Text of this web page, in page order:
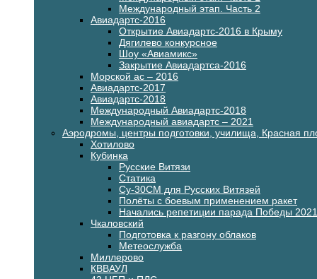
Международный этап. Часть 2
Авиадартс-2016
Открытие Авиадартс-2016 в Крыму
Дягилево конкурсное
Шоу «Авиамикс»
Закрытие Авиадартса-2016
Морской ас – 2016
Авиадартс-2017
Авиадартс-2018
Международный Авиадартс-2018
Международный авиадартс – 2021
Аэродромы, центры подготовки, училища, Красная
Хотилово
Кубинка
Русские Витязи
Статика
Су-30СМ для Русских Витязей
Полёты с боевым применением ракет
Начались репетиции парада Победы 2021
Чкаловский
Подготовка к разгону облаков
Метеослужба
Миллерово
КВВАУЛ